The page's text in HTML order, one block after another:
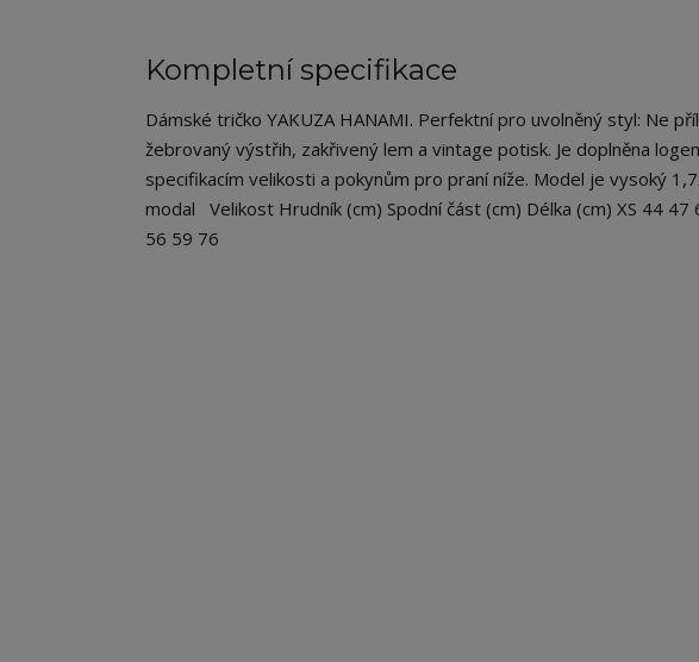
Kompletní specifikace
Dámské tričko YAKUZA HANAMI. Perfektní pro uvolněný styl: Ne
žebrovaný výstřih, zakřivený lem a vintage potisk. Je doplněna
specifikacím velikosti a pokynům pro praní níže. Model je vysoký
modal Velikost Hrudník (cm) Spodní část (cm) Délka (cm) XS 44
56 59 76